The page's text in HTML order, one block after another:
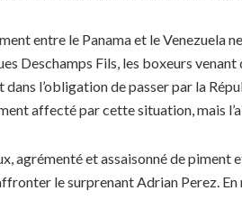
entre le Panama et le Venezuela
Deschamps Fils, les boxeurs
l’obligation de passer par la
affecté par cette situation, mais
agrémenté et assaisonné de piment
le surprenant Adrian Perez. En